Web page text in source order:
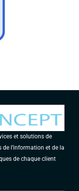
et solutions de
l’information et de la
de chaque client